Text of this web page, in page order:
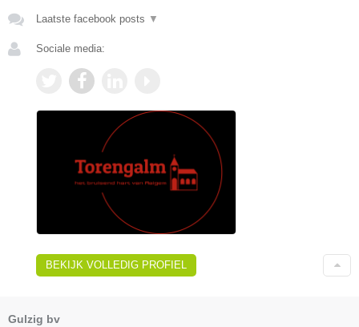
Laatste facebook posts ▼
Sociale media:
BEKIJK VOLLEDIG PROFIEL
Gulzig bv